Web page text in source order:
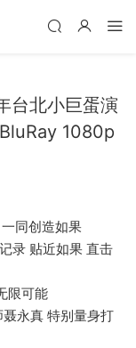
台北小巨蛋演
1080p
同创造如果
录 贴近如果 直击
限可能
永真 特别量身打